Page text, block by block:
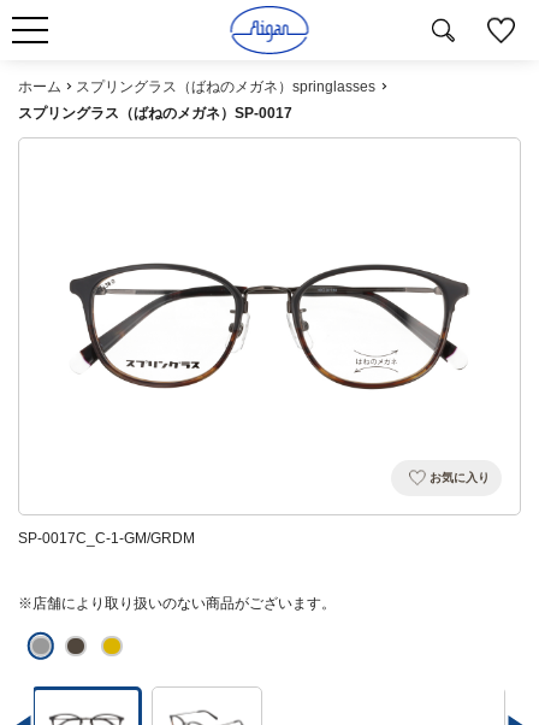
ホーム
スプリングラス（ばねのメガネ）springlasses
スプリングラス（ばねのメガネ）SP-0017
お気に入り
SP-0017C_C-1-GM/GRDM
※店舗により取り扱いのない商品がございます。